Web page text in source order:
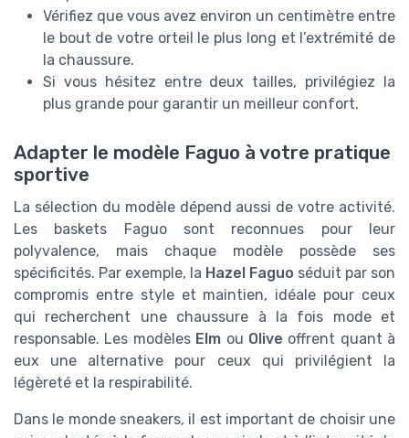
Vérifiez que vous avez environ un centimètre entre
le bout de votre orteil le plus long et l’extrémité de
la chaussure.
Si vous hésitez entre deux tailles, privilégiez la
plus grande pour garantir un meilleur confort.
Adapter le modèle Faguo à votre pratique
sportive
La sélection du modèle dépend aussi de votre activité.
Les baskets Faguo sont reconnues pour leur
polyvalence, mais chaque modèle possède ses
spécificités. Par exemple, la Hazel Faguo séduit par son
compromis entre style et maintien, idéale pour ceux
qui recherchent une chaussure à la fois mode et
responsable. Les modèles Elm ou Olive offrent quant à
eux une alternative pour ceux qui privilégient la
légèreté et la respirabilité.
Dans le monde sneakers, il est important de choisir une